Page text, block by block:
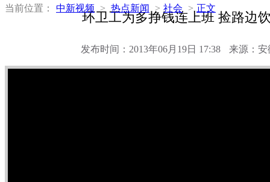
当前位置： 中新视频 > 热点新闻 > 社会 > 正文
环卫工为多挣钱连上班 捡路边
发布时间：2013年06月19日 17:38 来源：安